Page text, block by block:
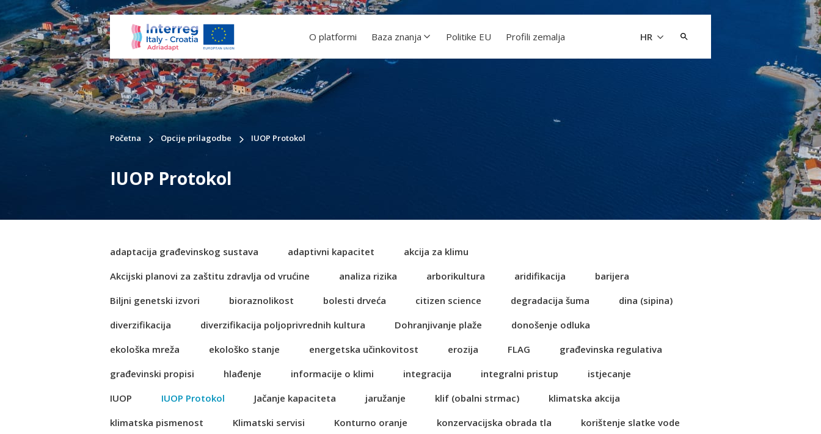
HR
O platformi Baza znanja Politike EU Profili zemalja
Početna Opcije prilagodbe IUOP Protokol
IUOP Protokol
adaptacija građevinskog sustava adaptivni kapacitet
akcija za klimu
Akcijski planovi za zaštitu zdravlja od vrućine
analiza rizika arborikultura aridifikacija
barijera
Biljni genetski izvori
bioraznolikost bolesti drveća citizen science degradacija šuma
dina (sipina)
diverzifikacija
diverzifikacija poljoprivrednih kultura Dohranjivanje plaže
donošenje odluka
ekološka mreža
ekološko stanje energetska učinkovitost erozija FLAG
građevinska regulativa
građevinski propisi
hlađenje informacije o klimi integracija integralni pristup
istjecanje
IUOP
IUOP Protokol Jačanje kapaciteta jaružanje klif (obalni strmac)
klimatska akcija
klimatska pismenost
Klimatski servisi Konturno oranje konzervacijska obrada tla
korištenje slatke vode